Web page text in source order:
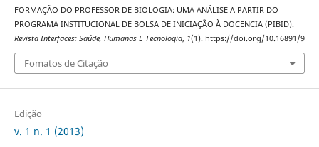
FORMAÇÃO DO PROFESSOR DE BIOLOGIA: UMA ANÁLISE A PARTIR DO
PROGRAMA INSTITUCIONAL DE BOLSA DE INICIAÇÃO À DOCENCIA (PIBID).
Revista Interfaces: Saúde, Humanas E Tecnologia, 1(1). https://doi.org/10.16891/9
Fomatos de Citação
Edição
v. 1 n. 1 (2013)